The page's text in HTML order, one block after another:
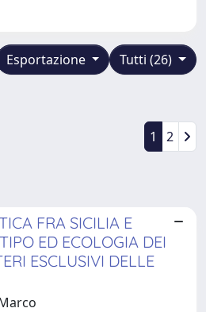
Tutti (26)
Esportazione
1 2
FRA SICILIA E
ED ECOLOGIA DEI
ESCLUSIVI DELLE